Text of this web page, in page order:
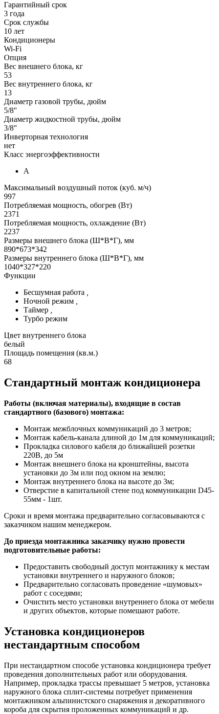
Гарантийный срок
3 года
Срок службы
10 лет
Кондиционеры
Wi-Fi
Опция
Вес внешнего блока, кг
53
Вес внутреннего блока, кг
13
Диаметр газовой трубы, дюйм
5/8"
Диаметр жидкостной трубы, дюйм
3/8"
Инверторная технология
нет
Класс энергоэффективности
А
Максимальный воздушный поток (куб. м/ч)
997
Потребляемая мощность, обогрев (Вт)
2371
Потребляемая мощность, охлаждение (Вт)
2237
Размеры внешнего блока (Ш*В*Г), мм
890*673*342
Размеры внутреннего блока (Ш*В*Г), мм
1040*327*220
Функции
Бесшумная работа
Ночной режим
Таймер
Турбо режим
Цвет внутреннего блока
белый
Площадь помещения (кв.м.)
68
Стандартный монтаж кондиционера
Работы (включая материалы), входящие в состав
стандартного (базового) монтажа:
Монтаж межблочных коммуникаций до 3 метров;
Монтаж кабель-канала длиной до 1м для коммуникаций;
Прокладка силового кабеля до ближайшей розетки
220В, до 5м
Монтаж внешнего блока на кронштейны, высота
установки до 3м или под окном на землю;
Монтаж внутреннего блока на высоте до 3м;
Отверстие в капитальной стене под коммуникации D45-
55мм - 1шт.
Сроки и время монтажа предварительно согласовываются с
заказчиком нашим менеджером.
До приезда монтажника заказчику нужно провести
подготовительные работы:
Предоставить свободный доступ монтажнику к местам
установки внутреннего и наружного блоков;
Предварительно согласовать проведение «шумовых»
работ с соседями;
Очистить место установки внутреннего блока от мебели
и других объектов, которые помешают работе.
Установка кондиционеров
нестандартным способом
При нестандартном способе установка кондиционера требует
проведения дополнительных работ или оборудования.
Например, прокладка трассы превышает 5 метров, установка
наружного блока сплит-системы потребует применения
монтажником альпинистского снаряжения и декоративного
короба для скрытия проложенных коммуникаций и др.